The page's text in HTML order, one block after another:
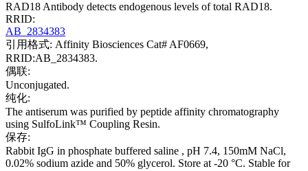
RAD18 Antibody detects endogenous levels of total RAD18.
RRID:
AB_2834383
引用格式: Affinity Biosciences Cat# AF0669,
RRID:AB_2834383.
偶联:
Unconjugated.
纯化:
The antiserum was purified by peptide affinity chromatography
using SulfoLink™ Coupling Resin.
保存:
Rabbit IgG in phosphate buffered saline , pH 7.4, 150mM NaCl,
0.02% sodium azide and 50% glycerol. Store at -20 °C. Stable for